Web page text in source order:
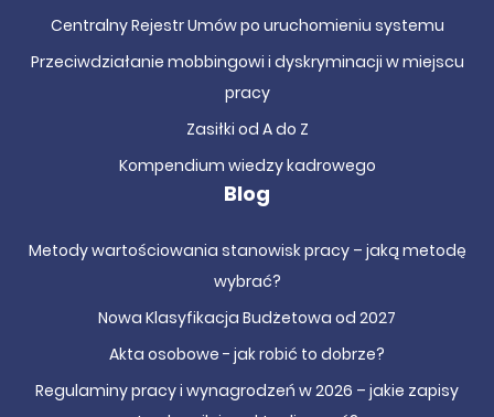
Centralny Rejestr Umów po uruchomieniu systemu
Przeciwdziałanie mobbingowi i dyskryminacji w miejscu
pracy
Zasiłki od A do Z
Kompendium wiedzy kadrowego
Blog
Metody wartościowania stanowisk pracy – jaką metodę
wybrać?
Nowa Klasyfikacja Budżetowa od 2027
Akta osobowe - jak robić to dobrze?
Regulaminy pracy i wynagrodzeń w 2026 – jakie zapisy